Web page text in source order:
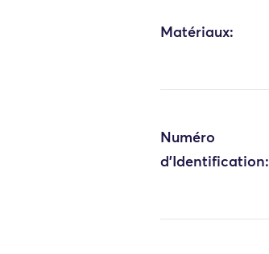
Matériaux:
Numéro
d'Identification: